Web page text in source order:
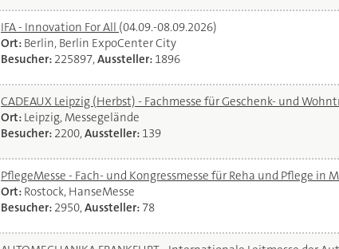
IFA - Innovation For All (04.09.-08.09.2026)
Ort: Berlin, Berlin ExpoCenter City
Besucher: 225897,Aussteller: 1896
CADEAUX Leipzig (Herbst) - Fachmesse für Geschenk- und
Ort: Leipzig, Messegelände
Besucher: 2200,Aussteller: 139
PflegeMesse - Fach- und Kongressmesse für Reha und Pflege in
Ort: Rostock, HanseMesse
Besucher: 2950,Aussteller: 78